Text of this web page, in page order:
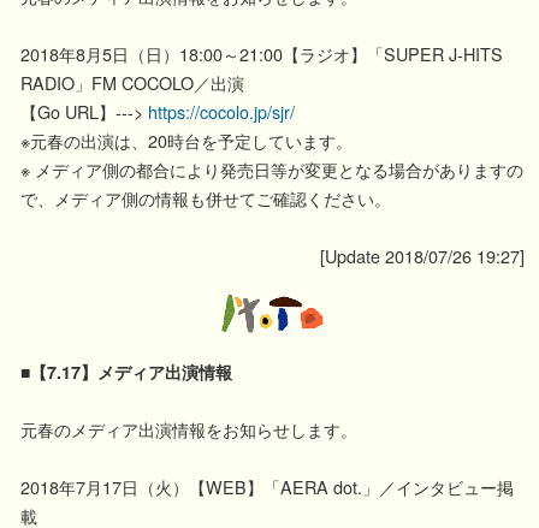
2018年8月5日（日）18:00～21:00【ラジオ】「SUPER J-HITS
RADIO」FM COCOLO／出演
【Go URL】---> https://cocolo.jp/sjr/
※元春の出演は、20時台を予定しています。
※ メディア側の都合により発売日等が変更となる場合がありますの
で、メディア側の情報も併せてご確認ください。
[Update 2018/07/26 19:27]
■【7.17】メディア出演情報
元春のメディア出演情報をお知らせします。
2018年7月17日（火）【WEB】「AERA dot.」／インタビュー掲
載